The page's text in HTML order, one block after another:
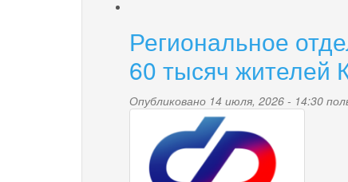
года
меняется
порядок
стажа
уходу
за
пожилыми
Региональное
60 тысяч жителей
Опубликовано 14 июля, 2026 - 14:30
pensionnyy_fond.png